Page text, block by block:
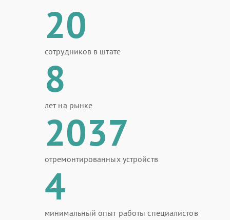
20
сотрудников в штате
8
лет на рынке
2037
отремонтированных устройств
4
минимальный опыт работы специалистов